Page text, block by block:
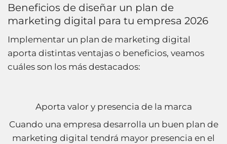
Beneficios de diseñar un plan de
marketing digital para tu empresa 2026
Implementar un plan de marketing digital
aporta distintas ventajas o beneficios, veamos
cuáles son los más destacados:
Aporta valor y presencia de la marca
Cuando una empresa desarrolla un buen plan de
marketing digital tendrá mayor presencia en el